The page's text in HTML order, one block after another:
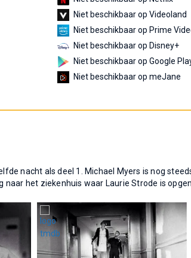
Niet beschikbaar op Videoland
Niet beschikbaar op Prime
Niet beschikbaar op Disney+
Niet beschikbaar op Google
Niet beschikbaar op meJane
nacht als deel 1. Michael Myers is nog
naar het ziekenhuis waar Laurie Strode is